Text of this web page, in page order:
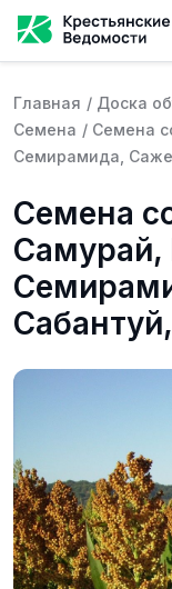
Главная / Доска
Семена / Семена
Семирамида,
Семена
Самурай,